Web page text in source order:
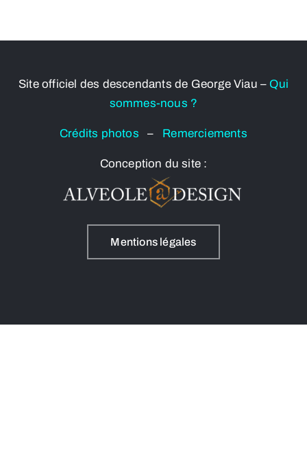
Site officiel des descendants de George Viau – Qui
sommes-nous ?
Crédits photos– Remerciements
Conception du site :
Mentions légales